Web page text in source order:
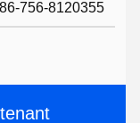
86-756-8120355